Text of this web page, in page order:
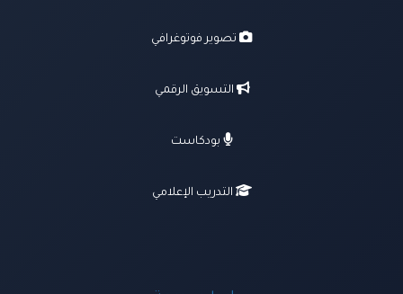
تصوير فوتوغرافي
التسويق الرقمي
بودكاست
التدريب الإعلامي